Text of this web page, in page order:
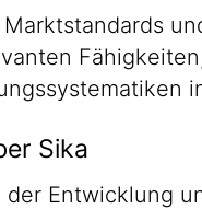
Sika
Entwicklung